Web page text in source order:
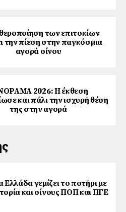
των επιτοκίων
την πίεση στην παγκόσμια
αγορά οίνου
2026: Η έκθεση
και πάλι την ισχυρή θέση
της στην αγορά
Ελλάδα γεμίζει το ποτήρι με
και οίνους ΠΟΠ και ΠΓΕ